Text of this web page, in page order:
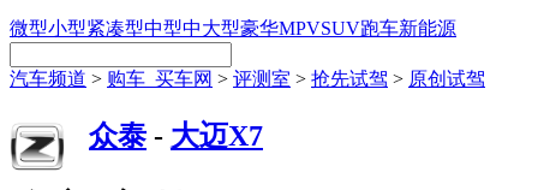
微型小型紧凑型中型中大型豪华MPVSUV跑车新能源
汽车频道 > 购车_买车网 > 评测室 > 抢先试驾 > 原创试驾
众泰 - 大迈X7